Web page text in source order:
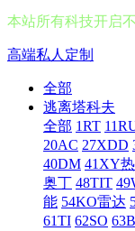
本站所有科技开启
高端私人定制
全部
逃离塔科夫
全部 1RT
20AC 27XDD
40DM 41XY
奥丁 48TIT
能 54KO雷达
61TI 62SO